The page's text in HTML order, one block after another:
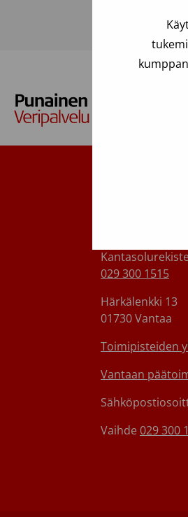
029 300 1515
Härkälenkki 13
01730 Vantaa
Toimipisteiden
Vantaan
Vaihde 029 300